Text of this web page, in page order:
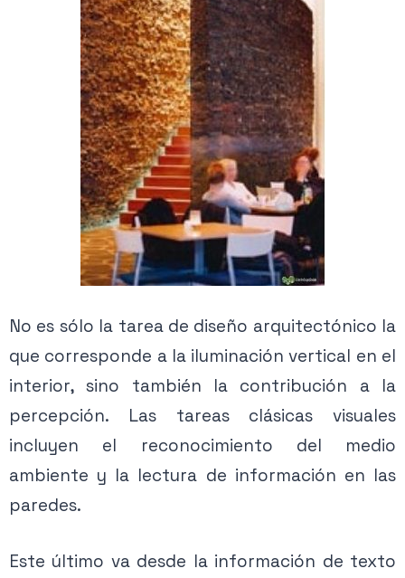
No es sólo la tarea de diseño arquitectónico la
que corresponde a la iluminación vertical en el
interior, sino también la contribución a la
percepción. Las tareas clásicas visuales
incluyen el reconocimiento del medio
ambiente y la lectura de información en las
paredes.
Este último va desde la información de texto